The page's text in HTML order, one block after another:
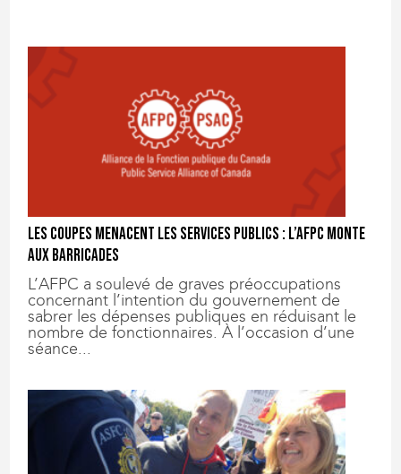
Les coupes menacent les services publics : l’AFPC monte
aux barricades
L’AFPC a soulevé de graves préoccupations
concernant l’intention du gouvernement de
sabrer les dépenses publiques en réduisant le
nombre de fonctionnaires. À l’occasion d’une
séance...